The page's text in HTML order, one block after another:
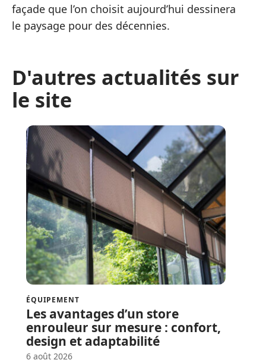
façade que l’on choisit aujourd’hui dessinera
le paysage pour des décennies.
D'autres actualités sur
le site
ÉQUIPEMENT
Les avantages d’un store
enrouleur sur mesure : confort,
design et adaptabilité
6 août 2026